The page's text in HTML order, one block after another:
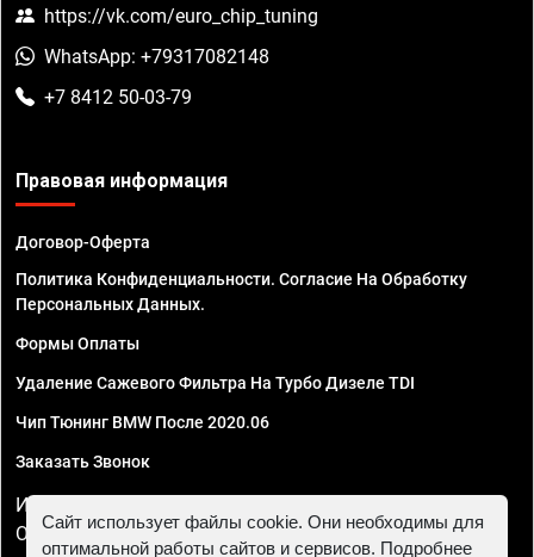
https://vk.com/euro_chip_tuning
WhatsApp: +79317082148
+7 8412 50-03-79
Правовая информация
Договор-Оферта
Политика Конфиденциальности. Согласие На Обработку
Персональных Данных.
Формы Оплаты
Удаление Сажевого Фильтра На Турбо Дизеле TDI
Чип Тюнинг BMW После 2020.06
Заказать Звонок
ИП Смирнов Георгий Павлович. ИНН 781302555843,
ОГРНИП 324470400032610
Сайт использует файлы cookie. Они необходимы для
оптимальной работы сайтов и сервисов. Подробнее